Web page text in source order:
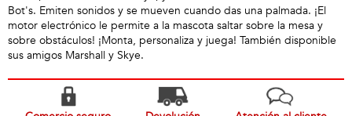
Bot's. Emiten sonidos y se mueven cuando das una palmada. ¡El
motor electrónico le permite a la mascota saltar sobre la mesa y
sobre obstáculos! ¡Monta, personaliza y juega! También disponible
sus amigos Marshall y Skye.